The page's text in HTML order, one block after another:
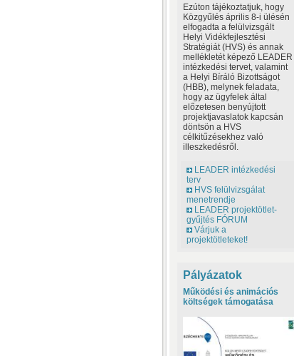
Ezúton tájékoztatjuk, hogy
Közgyűlés április 8-i ülésén
elfogadta a felülvizsgált
Helyi Vidékfejlesztési
Stratégiát (HVS) és annak
mellékletét képező LEADER
intézkedési tervet, valamint
a Helyi Bíráló Bizottságot
(HBB), melynek feladata,
hogy az ügyfelek által
előzetesen benyújtott
projektjavaslatok kapcsán
döntsön a HVS
célkitűzésekhez való
illeszkedésről.
LEADER intézkedési
terv
HVS felülvizsgálat
menetrendje
LEADER projektötlet-
gyűjtés FÓRUM
Várjuk a
projektötleteket!
Pályázatok
Működési és animációs
költségek támogatása